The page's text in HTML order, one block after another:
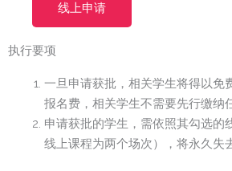
线上申请
执行要项
一旦申请获批，相关学生将得以免
报名费，相关学生不需要先行缴纳
申请获批的学生，需依照其勾选
线上课程为两个场次），将永久失